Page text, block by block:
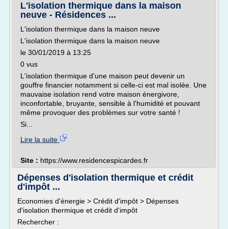
L'isolation thermique dans la maison
neuve - Résidences ...
L'isolation thermique dans la maison neuve
L'isolation thermique dans la maison neuve
le 30/01/2019 à 13:25
0 vus
L'isolation thermique d'une maison peut devenir un
gouffre financier notamment si celle-ci est mal isolée. Une
mauvaise isolation rend votre maison énergivore,
inconfortable, bruyante, sensible à l'humidité et pouvant
même provoquer des problèmes sur votre santé !
Si...
Lire la suite
Site : https://www.residencespicardes.fr
Dépenses d'isolation thermique et crédit
d'impôt ...
Economies d'énergie > Crédit d'impôt > Dépenses
d'isolation thermique et crédit d'impôt
Rechercher :